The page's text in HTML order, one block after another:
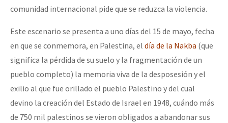
comunidad internacional pide que se reduzca la violencia.
Este escenario se presenta a uno días del 15 de mayo, fecha
en que se conmemora, en Palestina, el día de la Nakba (que
significa la pérdida de su suelo y la fragmentación de un
pueblo completo) la memoria viva de la desposesión y el
exilio al que fue orillado el pueblo Palestino y del cual
devino la creación del Estado de Israel en 1948, cuándo más
de 750 mil palestinos se vieron obligados a abandonar sus